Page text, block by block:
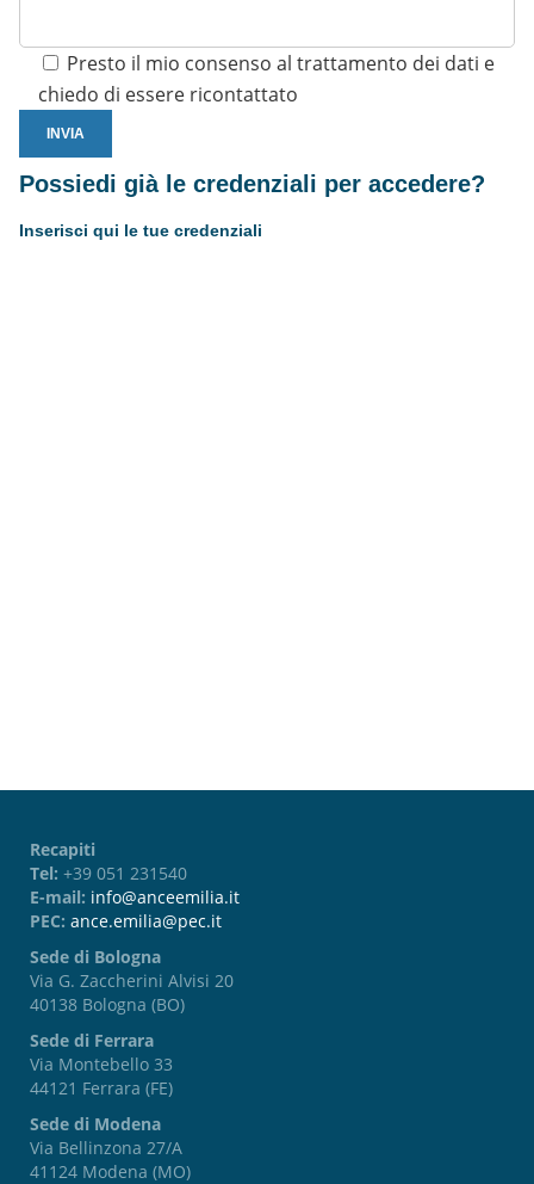
Presto il mio consenso al trattamento dei dati e
chiedo di essere ricontattato
Possiedi già le credenziali per accedere?
Inserisci qui le tue credenziali
Recapiti
Tel: +39 051 231540
E-mail: info@anceemilia.it
PEC: ance.emilia@pec.it
Sede di Bologna
Via G. Zaccherini Alvisi 20
40138 Bologna (BO)
Sede di Ferrara
Via Montebello 33
44121 Ferrara (FE)
Sede di Modena
Via Bellinzona 27/A
41124 Modena (MO)